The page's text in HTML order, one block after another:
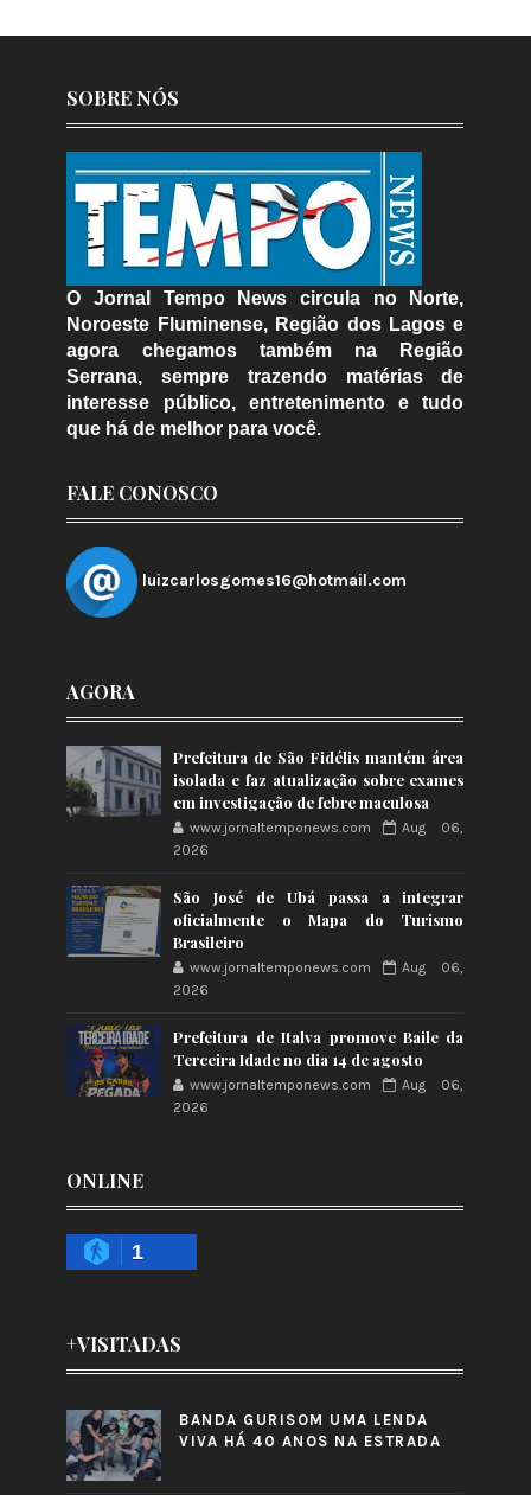
SOBRE NÓS
O Jornal Tempo News circula no Norte,
Noroeste Fluminense, Região dos Lagos e
agora chegamos também na Região
Serrana, sempre trazendo matérias de
interesse público, entretenimento e tudo
que há de melhor para você.
FALE CONOSCO
luizcarlosgomes16@hotmail.com
AGORA
Prefeitura de São Fidélis mantém área
isolada e faz atualização sobre exames
em investigação de febre maculosa
www.jornaltemponews.com
Aug 06,
2026
São José de Ubá passa a integrar
oficialmente o Mapa do Turismo
Brasileiro
www.jornaltemponews.com
Aug 06,
2026
Prefeitura de Italva promove Baile da
Terceira Idade no dia 14 de agosto
www.jornaltemponews.com
Aug 06,
2026
ONLINE
1
+VISITADAS
BANDA GURISOM UMA LENDA
VIVA HÁ 40 ANOS NA ESTRADA